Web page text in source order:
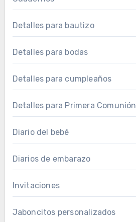
Detalles para bautizo
Detalles para bodas
Detalles para cumpleaños
Detalles para Primera Comunión
Diario del bebé
Diarios de embarazo
Invitaciones
Jaboncitos personalizados